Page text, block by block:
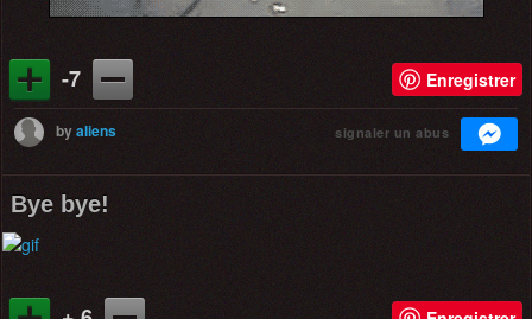
-7 Enregistrer
byaliens signaler un abus
Bye bye!